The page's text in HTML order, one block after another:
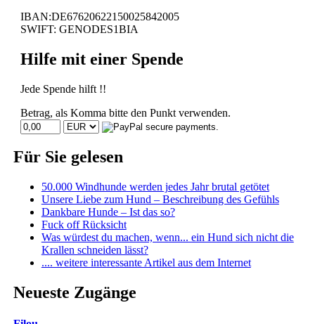
IBAN:DE67620622150025842005
SWIFT: GENODES1BIA
Hilfe mit einer Spende
Jede Spende hilft !!
Betrag, als Komma bitte den Punkt verwenden.
Für Sie gelesen
50.000 Windhunde werden jedes Jahr brutal getötet
Unsere Liebe zum Hund – Beschreibung des Gefühls
Dankbare Hunde – Ist das so?
Fuck off Rücksicht
Was würdest du machen, wenn... ein Hund sich nicht die
Krallen schneiden lässt?
.... weitere interessante Artikel aus dem Internet
Neueste Zugänge